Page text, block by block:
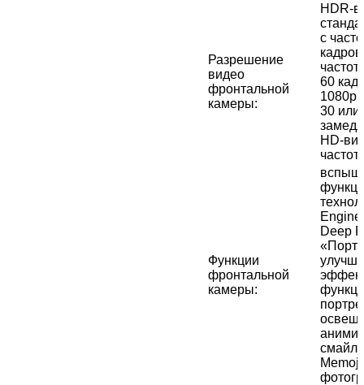
Разрешение
видео
фронтальной
камеры:
с
60
1080p
30 или
HD-
Функции
фронтальной
камеры:
Deep